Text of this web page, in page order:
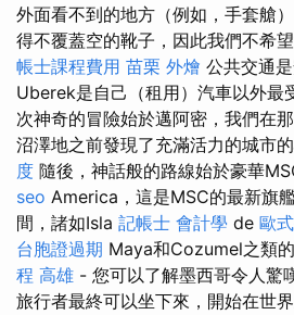
外面看不到的地方（例如，手套艙）
得不覆蓋空的靴子，因此我們不希
帳士課程費用 苗栗 外燴 公共交通
Uberek是自己（租用）汽車以外最
次神奇的冒險始於邁阿密，我們在
沼澤地之前發現了充滿活力的城市的
度 隨後，神話般的路線始於豪華
seo America，這是MSC的最新旗
間，諸如Isla 記帳士 會計學 de 歐
台胞證過期 Maya和Cozumel之類
程 高雄 - 您可以了解墨西哥令人驚
旅行者最終可以坐下來，開始在世